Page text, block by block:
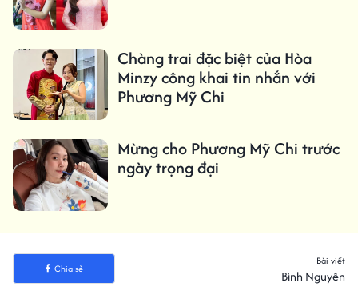
Chàng trai đặc biệt của Hòa
Minzy công khai tin nhắn với
Phương Mỹ Chi
Mừng cho Phương Mỹ Chi trước
ngày trọng đại
Chia sẻ
Bài viết
Bình Nguyên